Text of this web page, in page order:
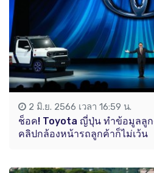
2 มิ.ย. 2566 เวลา 16:59 น.
ช็อค! Toyota ญี่ปุ่น ทำข้อมูลลู
คลิปกล้องหน้ารถลูกค้าก็ไม่เว้น